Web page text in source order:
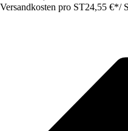
Versandkosten pro ST24,55 €*/